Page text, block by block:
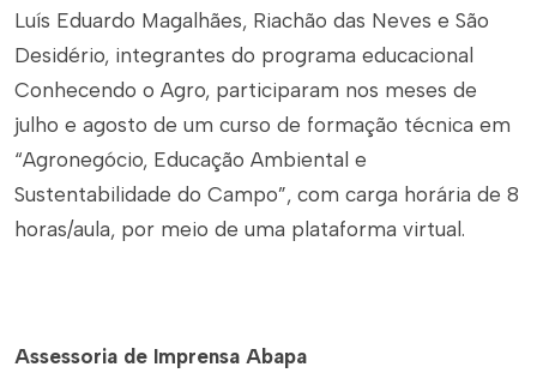
Luís Eduardo Magalhães, Riachão das Neves e São
Desidério, integrantes do programa educacional
Conhecendo o Agro, participaram nos meses de
julho e agosto de um curso de formação técnica em
“Agronegócio, Educação Ambiental e
Sustentabilidade do Campo”, com carga horária de 8
horas/aula, por meio de uma plataforma virtual.
Assessoria de Imprensa Abapa